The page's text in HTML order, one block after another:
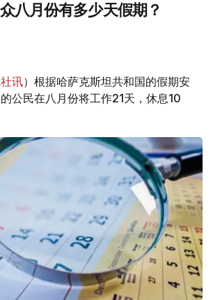
八月份有多少天假期？
讯）根据哈萨克斯坦共和国的假期安
公民在八月份将工作21天，休息10